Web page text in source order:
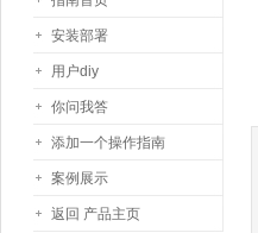
安装部署
用户diy
你问我答
添加一个操作指南
案例展示
返回 产品主页